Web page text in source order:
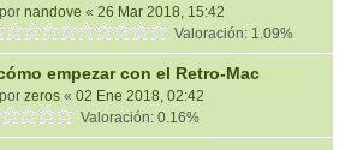
nandove « 26 Mar 2018, 15:42
Valoración: 1.09%
empezar con el Retro-Mac
zeros « 02 Ene 2018, 02:42
Valoración: 0.16%